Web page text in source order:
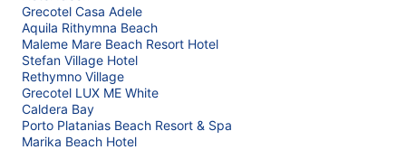
Grecotel Casa Adele
Aquila Rithymna Beach
Maleme Mare Beach Resort Hotel
Stefan Village Hotel
Rethymno Village
Grecotel LUX ME White
Caldera Bay
Porto Platanias Beach Resort & Spa
Marika Beach Hotel